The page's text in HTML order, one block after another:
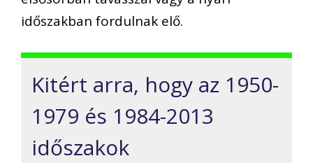
időszakban fordulnak elő.
Kitért arra, hogy az 1950-
1979 és 1984-2013
időszakok